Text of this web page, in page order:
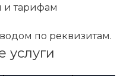
и тарифам
по реквизитам.
услуги